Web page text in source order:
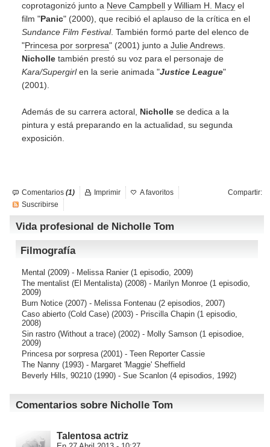
coprotagonizó junto a Neve Campbell y William H. Macy el
film "Panic" (2000), que recibió el aplauso de la crítica en el
Sundance Film Festival. También formó parte del elenco de
"Princesa por sorpresa" (2001) junto a Julie Andrews
Nicholle también prestó su voz para el personaje de
Kara/Supergirlen la serie animada "Justice League"
(2001).
Además de su carrera actoral, Nicholle se dedica a la
pintura y está preparando en la actualidad, su segunda
exposición.
Comentarios (1) Compartir:
Imprimir
A favoritos
Suscribirse
Vida profesional de Nicholle Tom
Filmografía
Mental (2009) - Melissa Ranier (1 episodio, 2009)
The mentalist (El Mentalista) (2008) - Marilyn Monroe (1 episodio,
2009)
Burn Notice (2007) - Melissa Fontenau (2 episodios, 2007)
Caso abierto (Cold Case) (2003) - Priscilla Chapin (1 episodio,
2008)
Sin rastro (Without a trace) (2002) - Molly Samson (1 episodioe,
2009)
Princesa por sorpresa(2001) - Teen Reporter Cassie
The Nanny (1993) - Margaret 'Maggie' Sheffield
Beverly Hills, 90210 (1990) - Sue Scanlon (4 episodios, 1992)
Comentarios sobre Nicholle Tom
Talentosa actriz